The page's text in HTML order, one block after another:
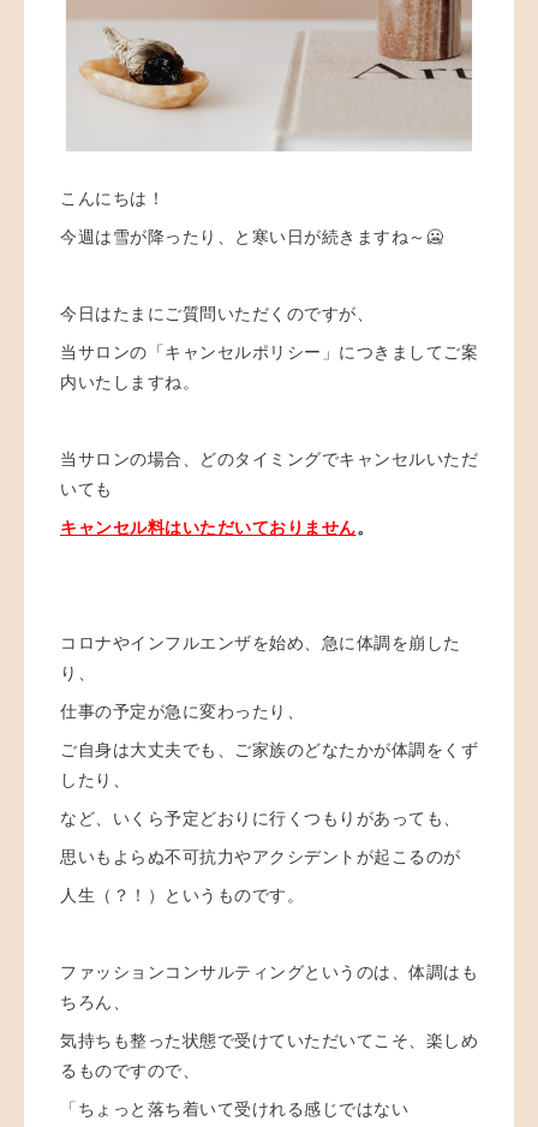
こんにちは！
今週は雪が降ったり、と寒い日が続きますね～🥶
今日はたまにご質問いただくのですが、
当サロンの「キャンセルポリシー」につきましてご案
内いたしますね。
当サロンの場合、どのタイミングでキャンセルいただ
いても
キャンセル料はいただいておりません。
コロナやインフルエンザを始め、急に体調を崩した
り、
仕事の予定が急に変わったり、
ご自身は大丈夫でも、ご家族のどなたかが体調をくず
したり、
など、いくら予定どおりに行くつもりがあっても、
思いもよらぬ不可抗力やアクシデントが起こるのが
人生（？！）というものです。
ファッションコンサルティングというのは、体調はも
ちろん、
気持ちも整った状態で受けていただいてこそ、楽しめ
るものですので、
「ちょっと落ち着いて受けれる感じではない